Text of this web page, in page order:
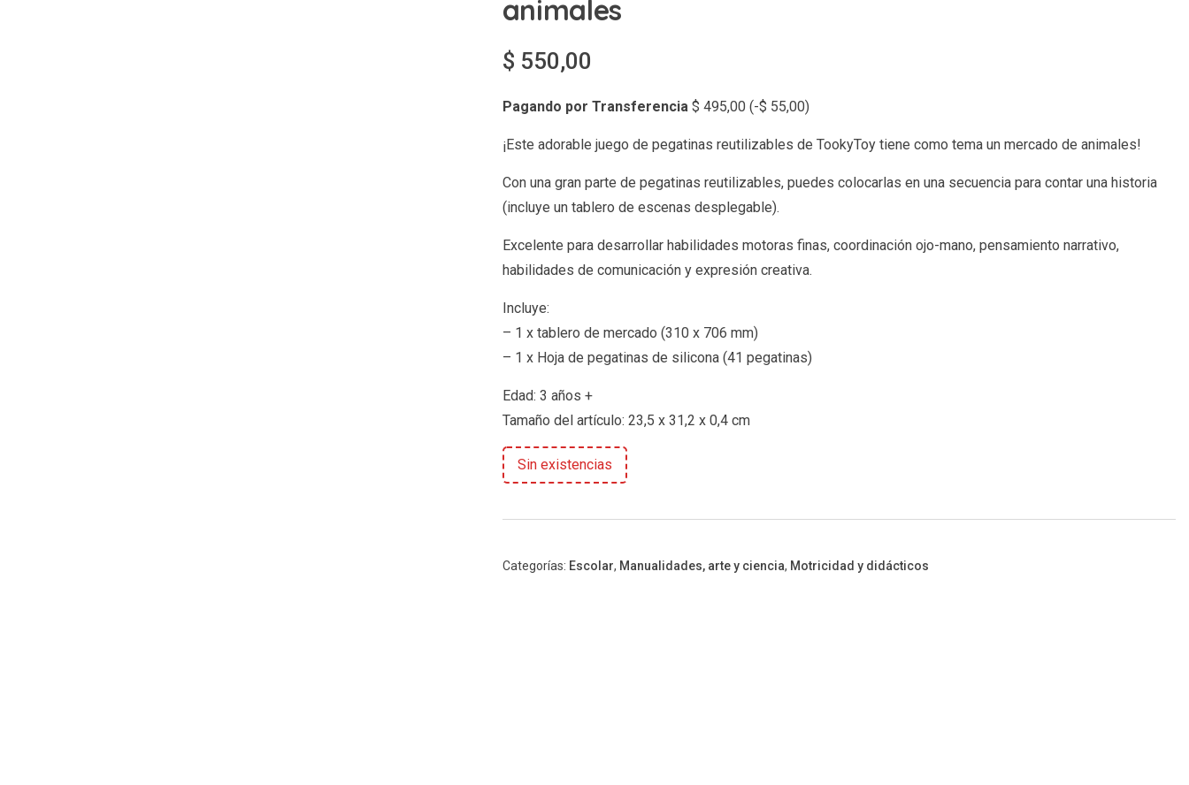
animales
$ 550,00
Pagando por Transferencia $ 495,00 (-$ 55,00)
¡Este adorable juego de pegatinas reutilizables de TookyToy tiene como tema un mercado de animales!
Con una gran parte de pegatinas reutilizables, puedes colocarlas en una secuencia para contar una historia
(incluye un tablero de escenas desplegable).
Excelente para desarrollar habilidades motoras finas, coordinación ojo-mano, pensamiento narrativo,
habilidades de comunicación y expresión creativa.
Incluye:
– 1 x tablero de mercado (310 x 706 mm)
– 1 x Hoja de pegatinas de silicona (41 pegatinas)
Edad: 3 años +
Tamaño del artículo: 23,5 x 31,2 x 0,4 cm
Sin existencias
Categorías: Escolar, Manualidades, arte y ciencia, Motricidad y didácticos